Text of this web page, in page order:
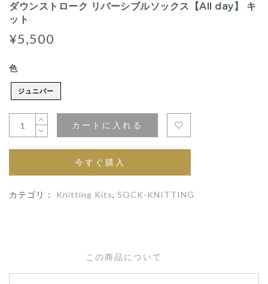
ダウンストローク リバーシブルソックス【All day】 キ
ット
¥5,500
色
ジュニパー
カートに入れる
今すぐ購入
カテゴリ： Knitting Kits, SOCK-KNITTING
この商品について